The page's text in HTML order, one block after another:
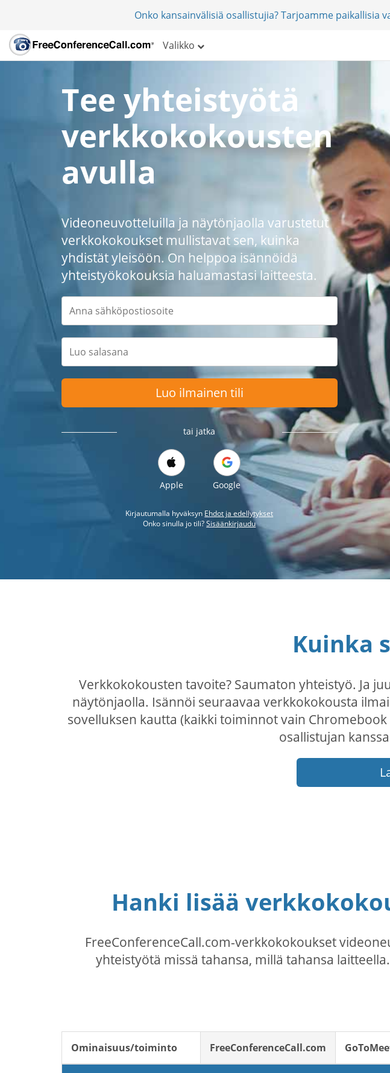
Onko kansainvälisiä osallistujia? Tarjoamme paikallisia
Valikko
Tee yhteistyötä
verkkokokousten
avulla
Videoneuvotteluilla ja näytönjaolla varustetut
verkkokokoukset mullistavat sen, kuinka
yhdistät yleisöön. On helppoa isännöidä
yhteistyökokouksia haluamastasi laitteesta.
Luo ilmainen tili
tai jatka
Apple Google
Kirjautumalla hyväksyn Ehdot ja edellytykset
Onko sinulla jo tili?Sisäänkirjaudu
Kuinka
Verkkokokousten tavoite? Saumaton yhteistyö. Ja
näytönjaolla. Isännöi seuraavaa verkkokokousta
sovelluksen kautta (kaikki toiminnot vain
osallistujan
Hanki lisää
FreeConferenceCall.com-verkkokokoukset
yhteistyötä missä tahansa, millä tahansa
Ominaisuus/toiminto FreeConferenceCall.com